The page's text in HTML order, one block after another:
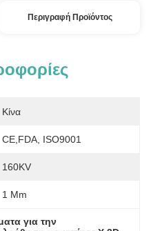
Περιγραφή Προϊόντος
Κίνα
CE,FDA, ISO9001
160KV
1 Μm
για την